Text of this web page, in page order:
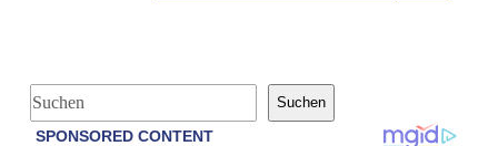
S
u
Suchen